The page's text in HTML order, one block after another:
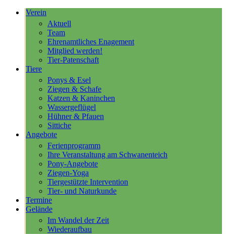
Verein
Aktuell
Team
Ehrenamtliches Enagement
Mitglied werden!
Tier-Patenschaft
Tiere
Ponys & Esel
Ziegen & Schafe
Katzen & Kaninchen
Wassergeflügel
Hühner & Pfauen
Sittiche
Angebote
Ferienprogramm
Ihre Veranstaltung am Schwanenteich
Pony-Angebote
Ziegen-Yoga
Tiergestützte Intervention
Tier- und Naturkunde
Termine
Gelände
Im Wandel der Zeit
Wiederaufbau